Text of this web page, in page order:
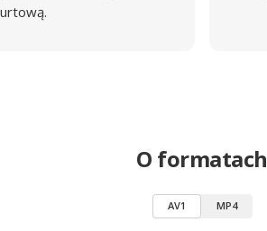
O formatach
AV1 MP4